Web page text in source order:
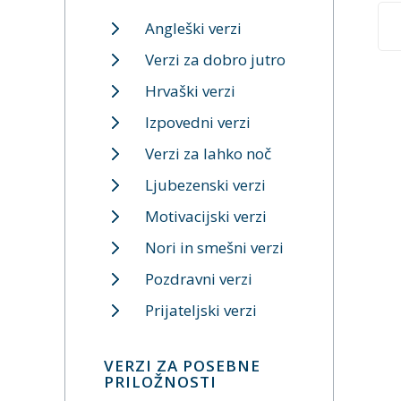
Angleški verzi
Verzi za dobro jutro
Hrvaški verzi
Izpovedni verzi
Verzi za lahko noč
Ljubezenski verzi
Motivacijski verzi
Nori in smešni verzi
Pozdravni verzi
Prijateljski verzi
VERZI ZA POSEBNE
PRILOŽNOSTI